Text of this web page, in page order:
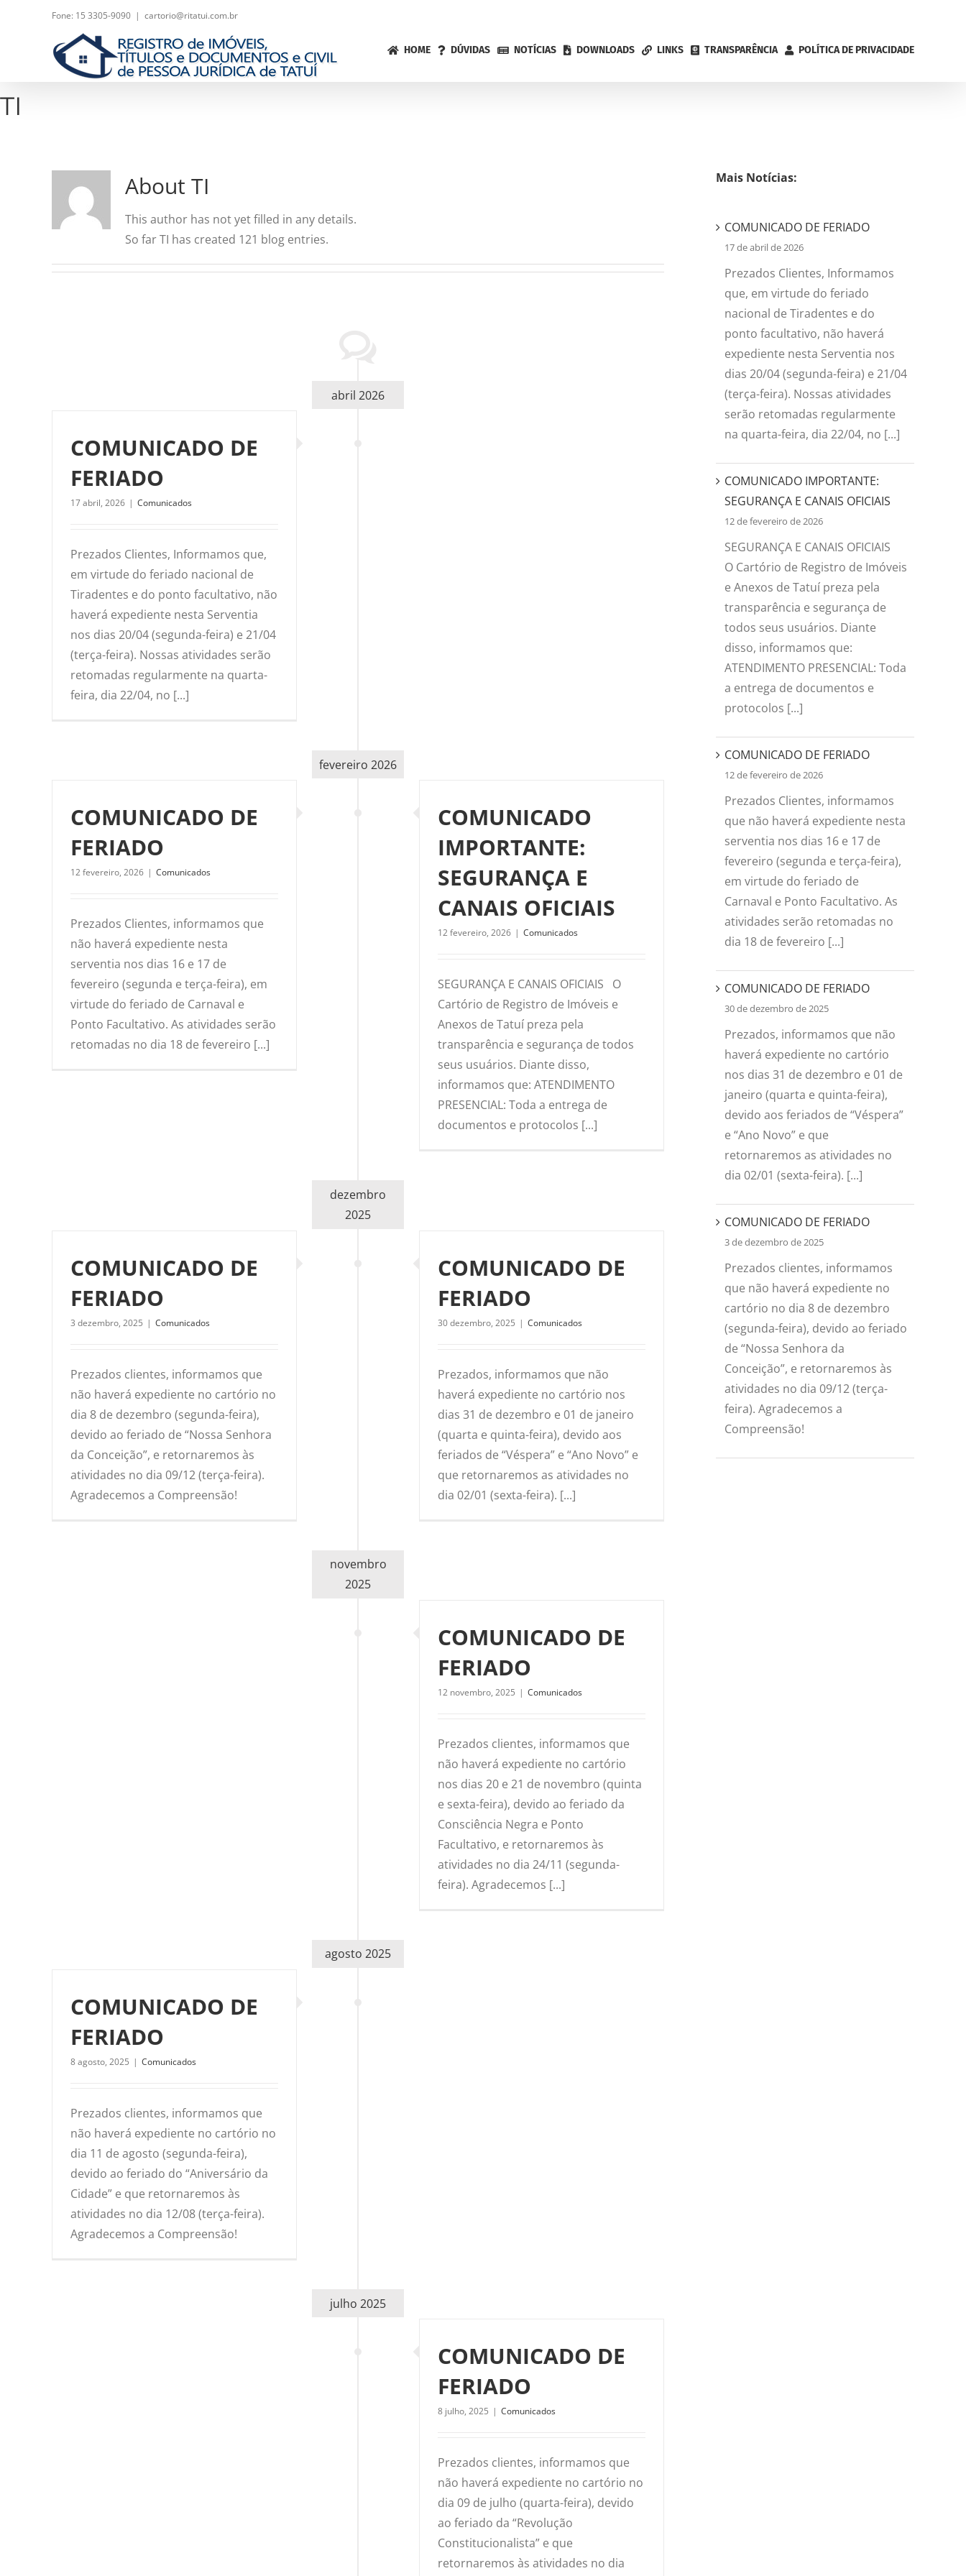
Fone: 15 3305-9090 | cartorio@ritatui.com.br
HOME DÚVIDAS NOTÍCIAS DOWNLOADS LINKS TRANSPARÊNCIA POLÍTICA DE PRIVACIDADE
TI
About TI
This author has not yet filled in any details.
So far TI has created 121 blog entries.
abril 2026
COMUNICADO DE
FERIADO
17 abril, 2026 | Comunicados
Prezados Clientes, Informamos que,
em virtude do feriado nacional de
Tiradentes e do ponto facultativo, não
haverá expediente nesta Serventia
nos dias 20/04 (segunda-feira) e 21/04
(terça-feira). Nossas atividades serão
retomadas regularmente na quarta-
feira, dia 22/04, no [...]
fevereiro 2026
COMUNICADO
IMPORTANTE:
SEGURANÇA E
CANAIS OFICIAIS
12 fevereiro, 2026 | Comunicados
SEGURANÇA E CANAIS OFICIAIS O
Cartório de Registro de Imóveis e
Anexos de Tatuí preza pela
transparência e segurança de todos
seus usuários. Diante disso,
informamos que: ATENDIMENTO
PRESENCIAL: Toda a entrega de
documentos e protocolos [...]
COMUNICADO DE
FERIADO
12 fevereiro, 2026 | Comunicados
Prezados Clientes, informamos que
não haverá expediente nesta
serventia nos dias 16 e 17 de
fevereiro (segunda e terça-feira), em
virtude do feriado de Carnaval e
Ponto Facultativo. As atividades serão
retomadas no dia 18 de fevereiro [...]
dezembro
2025
COMUNICADO DE
FERIADO
30 dezembro, 2025 | Comunicados
Prezados, informamos que não
haverá expediente no cartório nos
dias 31 de dezembro e 01 de janeiro
(quarta e quinta-feira), devido aos
feriados de “Véspera” e “Ano Novo” e
que retornaremos as atividades no
dia 02/01 (sexta-feira). [...]
COMUNICADO DE
FERIADO
3 dezembro, 2025 | Comunicados
Prezados clientes, informamos que
não haverá expediente no cartório no
dia 8 de dezembro (segunda-feira),
devido ao feriado de “Nossa Senhora
da Conceição”, e retornaremos às
atividades no dia 09/12 (terça-feira).
Agradecemos a Compreensão!
novembro
2025
COMUNICADO DE
FERIADO
12 novembro, 2025 | Comunicados
Prezados clientes, informamos que
não haverá expediente no cartório
nos dias 20 e 21 de novembro (quinta
e sexta-feira), devido ao feriado da
Consciência Negra e Ponto
Facultativo, e retornaremos às
atividades no dia 24/11 (segunda-
feira). Agradecemos [...]
agosto 2025
COMUNICADO DE
FERIADO
8 agosto, 2025 | Comunicados
Prezados clientes, informamos que
não haverá expediente no cartório no
dia 11 de agosto (segunda-feira),
devido ao feriado do “Aniversário da
Cidade” e que retornaremos às
atividades no dia 12/08 (terça-feira).
Agradecemos a Compreensão!
julho 2025
COMUNICADO DE
FERIADO
8 julho, 2025 | Comunicados
Prezados clientes, informamos que
não haverá expediente no cartório no
dia 09 de julho (quarta-feira), devido
ao feriado da “Revolução
Constitucionalista” e que
retornaremos às atividades no dia
Mais Notícias:
COMUNICADO DE FERIADO
17 de abril de 2026
Prezados Clientes, Informamos
que, em virtude do feriado
nacional de Tiradentes e do
ponto facultativo, não haverá
expediente nesta Serventia nos
dias 20/04 (segunda-feira) e 21/04
(terça-feira). Nossas atividades
serão retomadas regularmente
na quarta-feira, dia 22/04, no [...]
COMUNICADO IMPORTANTE:
SEGURANÇA E CANAIS OFICIAIS
12 de fevereiro de 2026
SEGURANÇA E CANAIS OFICIAIS
O Cartório de Registro de Imóveis
e Anexos de Tatuí preza pela
transparência e segurança de
todos seus usuários. Diante
disso, informamos que:
ATENDIMENTO PRESENCIAL: Toda
a entrega de documentos e
protocolos [...]
COMUNICADO DE FERIADO
12 de fevereiro de 2026
Prezados Clientes, informamos
que não haverá expediente nesta
serventia nos dias 16 e 17 de
fevereiro (segunda e terça-feira),
em virtude do feriado de
Carnaval e Ponto Facultativo. As
atividades serão retomadas no
dia 18 de fevereiro [...]
COMUNICADO DE FERIADO
30 de dezembro de 2025
Prezados, informamos que não
haverá expediente no cartório
nos dias 31 de dezembro e 01 de
janeiro (quarta e quinta-feira),
devido aos feriados de “Véspera”
e “Ano Novo” e que
retornaremos as atividades no
dia 02/01 (sexta-feira). [...]
COMUNICADO DE FERIADO
3 de dezembro de 2025
Prezados clientes, informamos
que não haverá expediente no
cartório no dia 8 de dezembro
(segunda-feira), devido ao feriado
de “Nossa Senhora da
Conceição”, e retornaremos às
atividades no dia 09/12 (terça-
feira). Agradecemos a
Compreensão!